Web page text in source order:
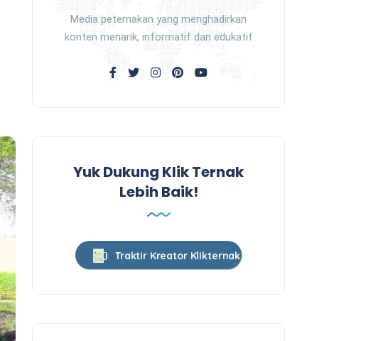
Media peternakan yang menghadirkan
konten menarik, informatif dan edukatif
Yuk Dukung Klik Ternak
Lebih Baik!
Traktir Kreator Klikternak